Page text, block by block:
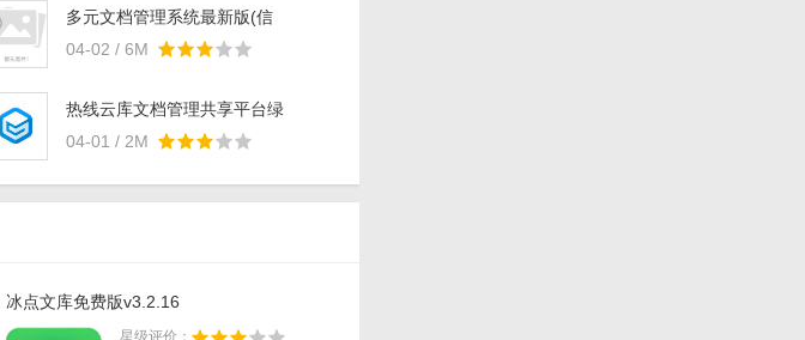
多元文档管理系统最新版(信
04-02 / 6M
热线云库文档管理共享平台绿
04-01 / 2M
冰点文库免费版v3.2.16
星级评价：